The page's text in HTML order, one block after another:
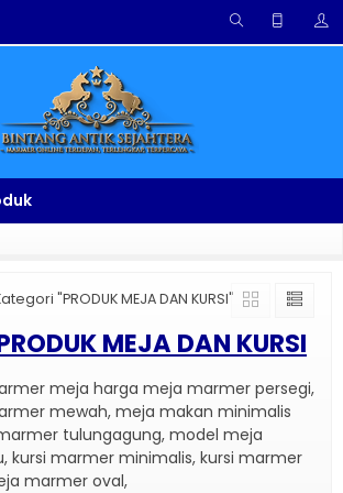
"PRODUK MEJA DAN KURSI"
MEJA DAN KURSI
meja harga meja marmer persegi,
mewah, meja makan minimalis
tulungagung, model meja
kursi marmer minimalis, kursi marmer
marmer oval,